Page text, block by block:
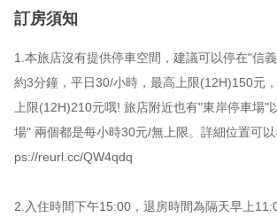
訂房須知
1.本旅店沒有提供停車空間，建議可以停在"信
約3分鐘，平日30/小時，最高上限(12H)150元
上限(12H)210元哦! 旅店附近也有"東岸停車場"
場" 兩個都是每小時30元/無上限。詳細位置可
ps://reurl.cc/QW4qdq
2.入住時間下午15:00，退房時間為隔天早上